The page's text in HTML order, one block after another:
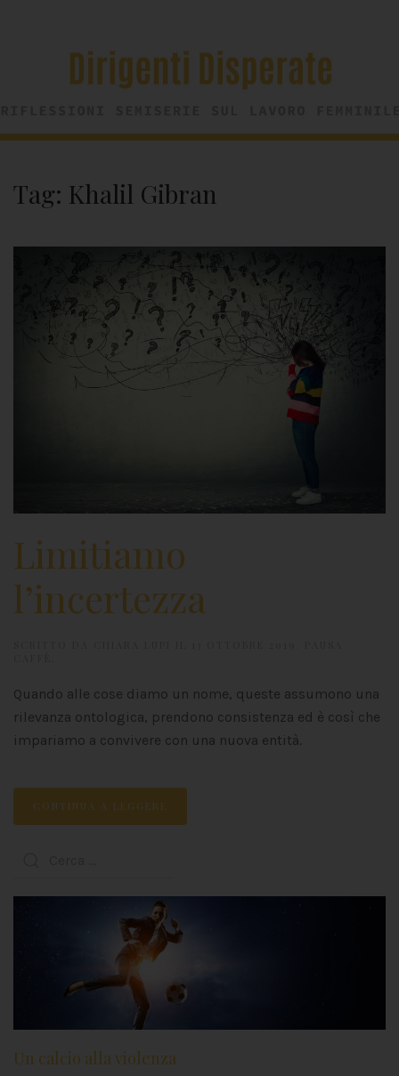
Tag: Khalil Gibran
Limitiamo
l’incertezza
Quando alle cose diamo un nome, queste assumono una
rilevanza ontologica, prendono consistenza ed è così che
impariamo a convivere con una nuova entità.
CONTINUA A LEGGERE
Un calcio alla violenza